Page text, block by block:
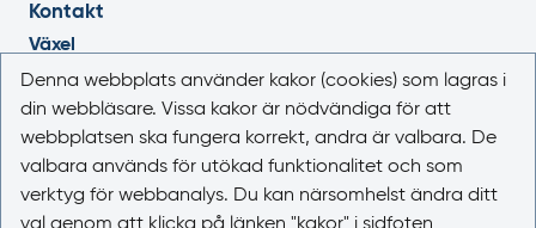
Kontakt
Växel
018-17 46 00
Vardagar 08.00-16.30
E-post
registrator@lakemedelsverket.se
Denna webbplats använder kakor (cookies) som lagras i
din webbläsare. Vissa kakor är nödvändiga för att
webbplatsen ska fungera korrekt, andra är valbara. De
valbara används för utökad funktionalitet och som
verktyg för webbanalys. Du kan närsomhelst ändra ditt